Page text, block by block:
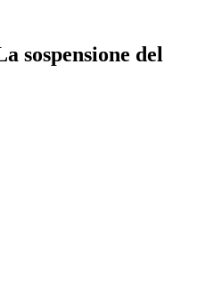
sospensione del